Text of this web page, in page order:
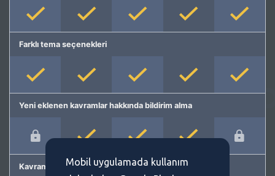
Farklı tema seçenekleri
Yeni eklenen kavramlar hakkında bildirim alma
Kavram önermeMobil uygulamada kullanım